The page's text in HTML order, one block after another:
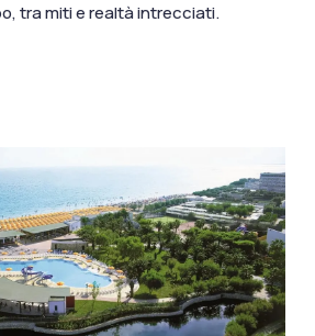
tra miti e realtà intrecciati.